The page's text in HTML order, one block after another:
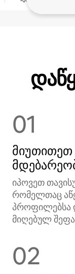
01
იპოვეთ
რომელთაც
პროფილებსა
მიღებულ
02